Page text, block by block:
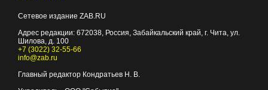
Сетевое издание ZAB.RU
Адрес редакции: 672038, Россия, Забайкальский край, г. Чита, ул.
Шилова, д. 100
+7 (3022) 32-55-66
info@zab.ru
Главный редактор Кондратьев Н. В.